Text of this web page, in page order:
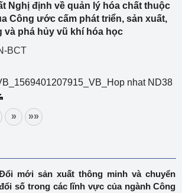
Nghị định về quản lý hóa chất thuộc
Công ước cấm phát triển, sản xuất,
phá hủy vũ khí hóa học
BCT
nhat ND38
» »»
mới sản xuất thông minh và chuyển
số trong các lĩnh vực của ngành Công